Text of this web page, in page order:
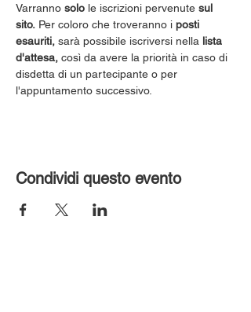
Varranno solo le iscrizioni pervenute sul
sito. Per coloro che troveranno i posti
esauriti, sarà possibile iscriversi nella lista
d'attesa, così da avere la priorità in caso di
disdetta di un partecipante o per
l'appuntamento successivo.
Condividi questo evento